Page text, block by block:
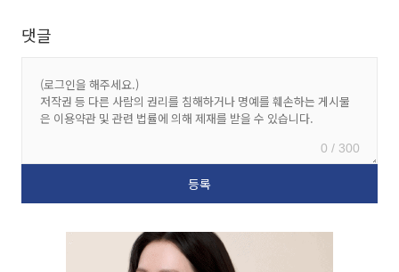
댓글
0 / 300